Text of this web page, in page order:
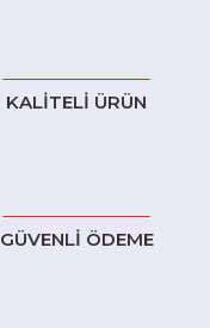
KALİTELİ ÜRÜN
GÜVENLİ ÖDEME